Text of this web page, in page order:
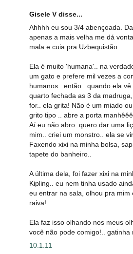
Gisele V disse...
Ahhhh eu sou 3/4 abençoada.
apenas a mais velha me dá
mala e cuia pra Uzbequistão.
Ela é muito 'humana'.. na
um gato e prefere mil vezes a
humanos.. então.. quando ela
quarto fechada as 3 da
for.. ela grita! Não é um miado
grito tipo .. abre a porta
Aí eu não abro. quero dar uma
mim.. criei um monstro.. ela se
Faxendo xixi na minha bolsa,
tapete do banheiro..
A última dela, foi fazer xixi na
Kipling.. eu nem tinha usado
eu entrar na sala, olhou pra mim
raiva!
Ela faz isso olhando nos meus
você não pode comigo!.. gatinha
10.1.11